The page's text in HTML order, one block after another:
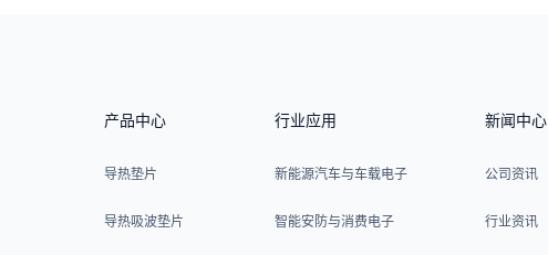
产品中心
导热垫片
导热吸波垫片
行业应用
新能源汽车与车载电子
智能安防与消费电子
新闻中心
公司资讯
行业资讯